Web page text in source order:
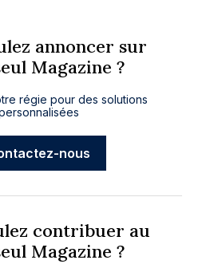
annoncer sur
Magazine ?
régie pour des solutions
nous
contribuer au
Magazine ?